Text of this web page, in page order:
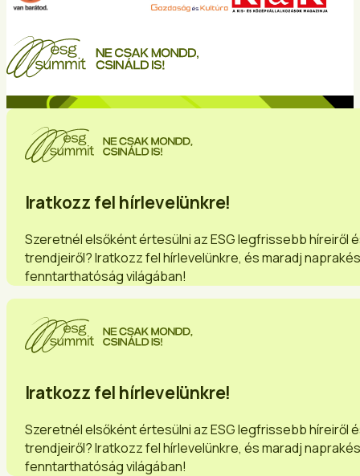
Iratkozz fel hírlevelünkre!
Szeretnél elsőként értesülni az ESG legfrissebb híreiről
trendjeiről? Iratkozz fel hírlevelünkre, és maradj
fenntarthatóság világában!
Iratkozz fel hírlevelünkre!
Szeretnél elsőként értesülni az ESG legfrissebb híreiről
trendjeiről? Iratkozz fel hírlevelünkre, és maradj
fenntarthatóság világában!